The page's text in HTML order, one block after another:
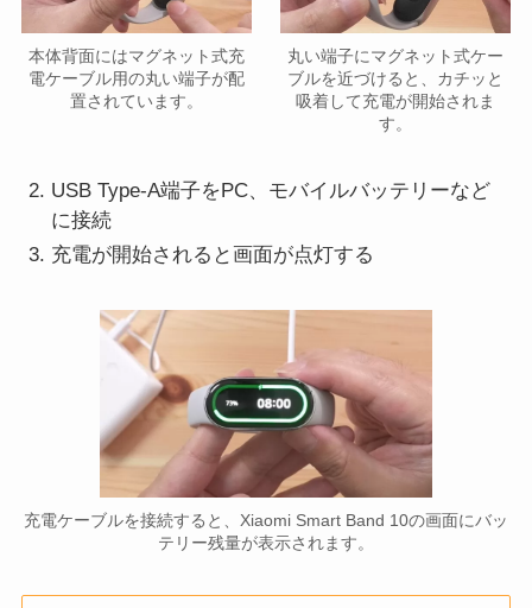
本体背面にはマグネット式充
電ケーブル用の丸い端子が配
置されています。
丸い端子にマグネット式ケー
ブルを近づけると、カチッと
吸着して充電が開始されま
す。
USB Type-A端子をPC、モバイルバッテリーなど
に接続
充電が開始されると画面が点灯する
充電ケーブルを接続すると、Xiaomi Smart Band 10の画面にバッ
テリー残量が表示されます。